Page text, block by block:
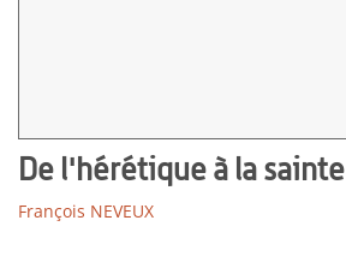
De l'hérétique à la sainte
François NEVEUX